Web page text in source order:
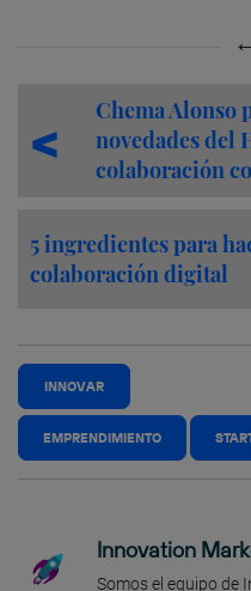
Chema Alonso
novedades del
colaboración
5 ingredientes para
colaboración digital
INNOVAR
EMPRENDIMIENTO
Innovation
Somos el equipo de